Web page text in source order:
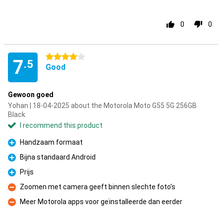
0 0
7.5
4 stars
Good
Gewoon goed
Yohan | 18-04-2025 about the Motorola Moto G55 5G 256GB
Black
I recommend this product
Pro
Handzaam formaat
Pro
Bijna standaard Android
Pro
Prijs
Con
Zoomen met camera geeft binnen slechte foto's
Con
Meer Motorola apps voor geïnstalleerde dan eerder